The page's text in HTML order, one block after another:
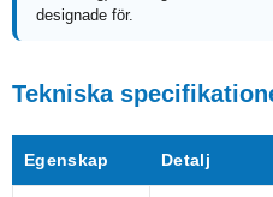
designade för.
Tekniska
Egenskap Detalj